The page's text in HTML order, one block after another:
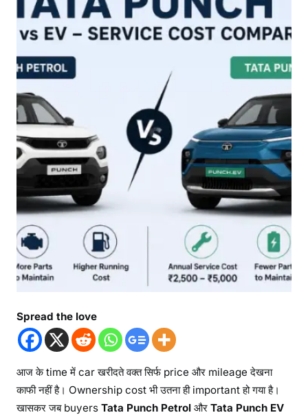
Spread the love
आज के time में car खरीदते वक्त सिर्फ price और mileage देखना
काफी नहीं है। Ownership cost भी उतना ही important हो गया है।
खासकर जब buyers Tata Punch Petrol और Tata Punch EV